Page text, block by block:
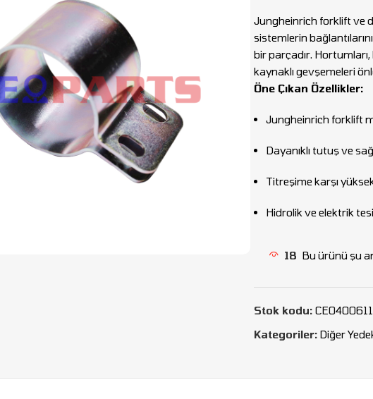
Jungheinrich forklift ve
sistemlerin
bir parçadır.
kaynaklı gevşemeleri
Öne Çıkan Özellikler:
Jungheinrich forklift
Dayanıklı tutuş ve
Titreşime karşı
Hidrolik ve elektrik
18 Bu ürünü şu
Stok kodu: CEO400611
Kategoriler: Diğer